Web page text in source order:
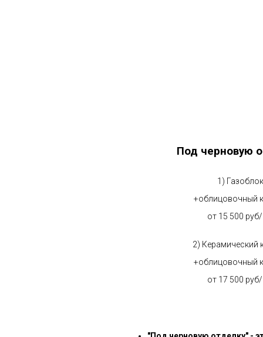
Под черновую
1) Газоблок
+облицовочный
от 15 500
2) Керамический
+облицовочный
от 17 500